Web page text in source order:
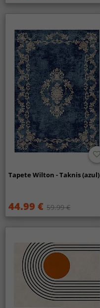
Tapete Wilton - Taknis (azul)
44.99 € 59.99 €